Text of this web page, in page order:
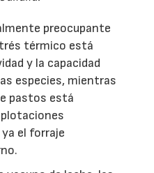
preocupante
térmico está
y la capacidad
especies, mientras
pastos está
el forraje